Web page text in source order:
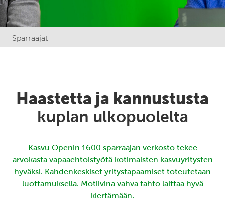
Sparraajat
Haastetta ja kannustusta
kuplan ulkopuolelta
Kasvu Openin 1600 sparraajan verkosto tekee
arvokasta vapaaehtoistyötä kotimaisten kasvuyritysten
hyväksi. Kahdenkeskiset yritystapaamiset toteutetaan
luottamuksella. Motiivina vahva tahto laittaa hyvä
kiertämään.